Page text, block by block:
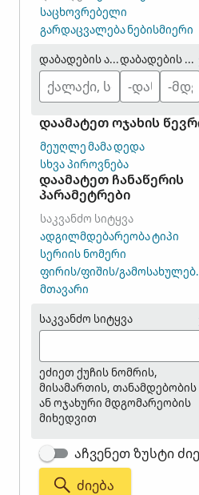
ᲡᲐᲪᲮᲝᲕᲠᲔᲑᲔᲚᲘ
ᲒᲐᲠᲓᲐᲪᲕᲐᲚᲔᲑᲐᲜᲔᲑᲘᲡᲛᲘᲔᲠᲘ
დაბადების ადგილიდაბადების
დაამატეთ ოჯახის
ᲛᲔᲣᲦᲚᲔᲛᲐᲛᲐᲓᲔᲓᲐ
ᲡᲮᲕᲐ ᲞᲘᲠᲝᲕᲜᲔᲑᲐ
დაამატეთ ჩანაწერის
პარამეტრები
ᲡᲐᲙᲕᲐᲜᲫᲝ ᲡᲘᲢᲧᲕᲐ
ᲐᲓᲒᲘᲚᲛᲓᲔᲑᲐᲠᲔᲝᲑᲐᲢᲘᲞᲘ
ᲡᲔᲠᲘᲘᲡ ᲜᲝᲛᲔᲠᲘ
ᲤᲘᲠᲘᲡ/ᲤᲘᲨᲘᲡ/
ᲛᲗᲐᲕᲐᲠᲘ
საკვანძო სიტყვა
ეძიეთ ქუჩის ნომრის,
მისამართის, თანამდებობის
ან ოჯახური მდგომარეობის
მიხედვით
აჩვენეთ ზუსტი
ᲫᲘᲔᲑᲐ